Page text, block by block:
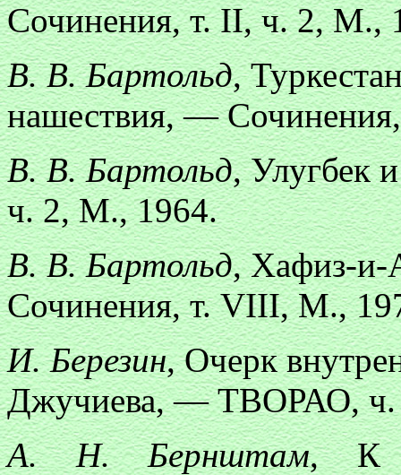
Сочинения, т. II, ч. 2, М.,
В. В. Бартольд,
нашествия, —
В. В. Бартольд, Улугбек
ч. 2, М., 1964.
В. В. Бартольд, Хафиз-и-
Сочинения, т. VIII, М.,
И. Березин, Очерк
Джучиева, — ТВОРАО, ч.
А. Н. Бернштам, К